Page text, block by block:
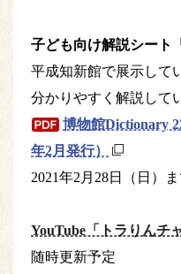
子ども向け解説シート
平成知新館で展示して
分かりやすく解説して
博物館Dictionary
年2月発行）
2021年2月28日（日）ま
YouTube「トラりんチ
随時更新予定